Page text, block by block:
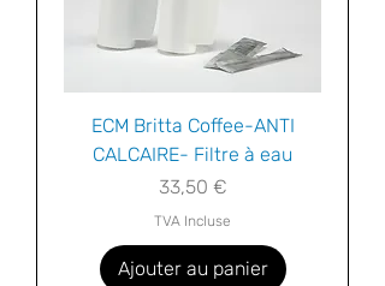
ECM Britta Coffee-ANTI
CALCAIRE- Filtre à eau
Prix
33,50 €
TVA Incluse
Ajouter au panier